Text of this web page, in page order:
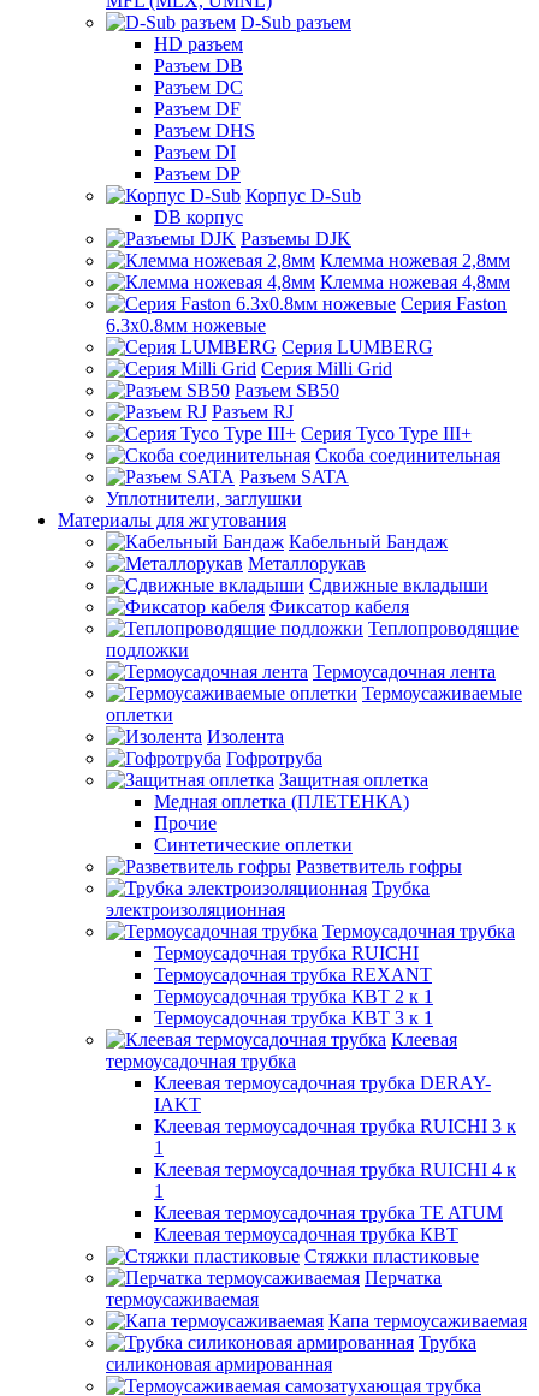
D-Sub разъем
HD разъем
Разъем DB
Разъем DC
Разъем DF
Разъем DHS
Разъем DI
Разъем DP
Корпус D-Sub
DB корпус
Разъемы DJK
Клемма ножевая 2,8мм
Клемма ножевая 4,8мм
Серия Faston
6.3х0.8мм ножевые
Серия LUMBERG
Серия Milli Grid
Разъем SB50
Разъем RJ
Серия Tyco Type III+
Скоба соединительная
Разъем SATA
Уплотнители, заглушки
Материалы для жгутования
Кабельный Бандаж
Металлорукав
Сдвижные вкладыши
Фиксатор кабеля
Теплопроводящие
подложки
Термоусадочная лента
Термоусаживаемые
оплетки
Изолента
Гофротруба
Защитная оплетка
Медная оплетка (ПЛЕТЕНКА)
Прочие
Синтетические оплетки
Разветвитель гофры
Трубка
электроизоляционная
Термоусадочная трубка
Термоусадочная трубка RUICHI
Термоусадочная трубка REXANT
Термоусадочная трубка КВТ 2 к 1
Термоусадочная трубка КВТ 3 к 1
Клеевая
термоусадочная трубка
Клеевая термоусадочная трубка DERAY-
IAKT
Клеевая термоусадочная трубка RUICHI 3 к
1
Клеевая термоусадочная трубка RUICHI 4 к
1
Клеевая термоусадочная трубка TE ATUM
Клеевая термоусадочная трубка КВТ
Стяжки пластиковые
Перчатка
термоусаживаемая
Капа термоусаживаемая
Трубка
силиконовая армированная